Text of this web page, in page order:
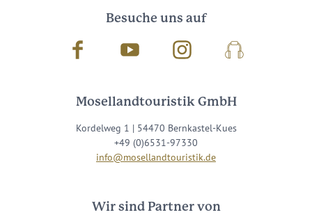
Besuche uns auf
Facebook Youtube InstagramPodcast
Mosellandtouristik GmbH
Kordelweg 1 | 54470 Bernkastel-Kues
+49 (0)6531-97330
info@mosellandtouristik.de
Wir sind Partner von